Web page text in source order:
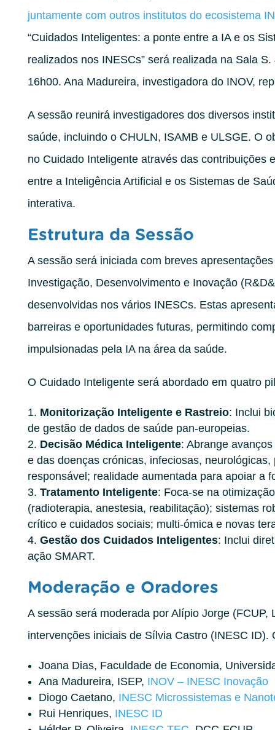
juntamente com outros institutos do ecosistema
“Cuidados Inteligentes: a ponte entre a IA e os
realizados nos INESCs” será realizada na Sala
16h00. Ana Madureira, investigadora do INOV,
A sessão reunirá investigadores dos diversos
saúde, incluindo o CHULN, ISAMB e ULSGE. O
no Cuidado Inteligente através das contribuições
entre a Inteligência Artificial e os Sistemas de
interativa.
Estrutura da Sessão
A sessão será iniciada com breves
Investigação, Desenvolvimento e Inovação
desenvolvidas nos vários INESCs. Estas
barreiras e oportunidades futuras, permitindo
impulsionadas pela IA na área da saúde.
O Cuidado Inteligente será abordado em quatro
Monitorização Inteligente e Rastreio: Inclui
de gestão de dados de saúde pan-europeias.
Decisão Médica Inteligente: Abrange
e das doenças crónicas, infeciosas,
responsável; realidade aumentada para apoiar a
Tratamento Inteligente: Foca-se na
(radioterapia, anestesia, reabilitação); sistemas
crítico e cuidados sociais; multi-ómica e novas
Gestão dos Cuidados Inteligentes: Inclui
ação SMART.
Moderação e Oradores
A sessão será moderada por Alípio Jorge
intervenções iniciais de Sílvia Castro (INESC ID).
Joana Dias, Faculdade de Economia,
Ana Madureira, ISEP, INOV – INESC Inovação
Diogo Caetano, INESC Microssistemas e
Rui Henriques, INESC ID